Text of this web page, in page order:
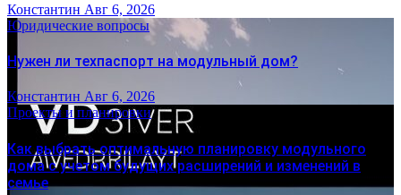
Константин Авг 6, 2026
Юридические вопросы
Нужен ли техпаспорт на модульный дом?
Константин Авг 6, 2026
Проекты и планировки
Как выбрать оптимальную планировку модульного
дома с учетом будущих расширений и изменений в
семье